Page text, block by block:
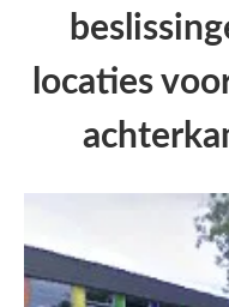
locaties